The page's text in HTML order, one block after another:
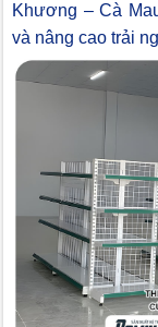
Khương – Cà
và nâng cao trải